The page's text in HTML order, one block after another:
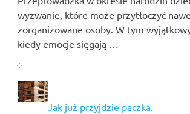
wyzwanie, które może przytłoczyć
zorganizowane osoby. W tym
kiedy emocje sięgają …
Jak już przyjdzie paczka.